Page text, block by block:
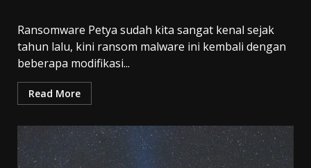
Ransomware Petya sudah kita sangat kenal sejak
tahun lalu, kini ransom malware ini kembali dengan
beberapa modifikasi...
Read More